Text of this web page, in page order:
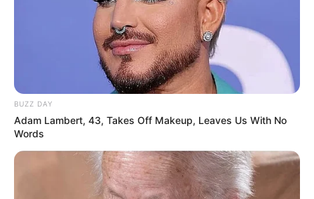
BUZZ DAY
Adam Lambert, 43, Takes Off Makeup, Leaves Us With No
Words